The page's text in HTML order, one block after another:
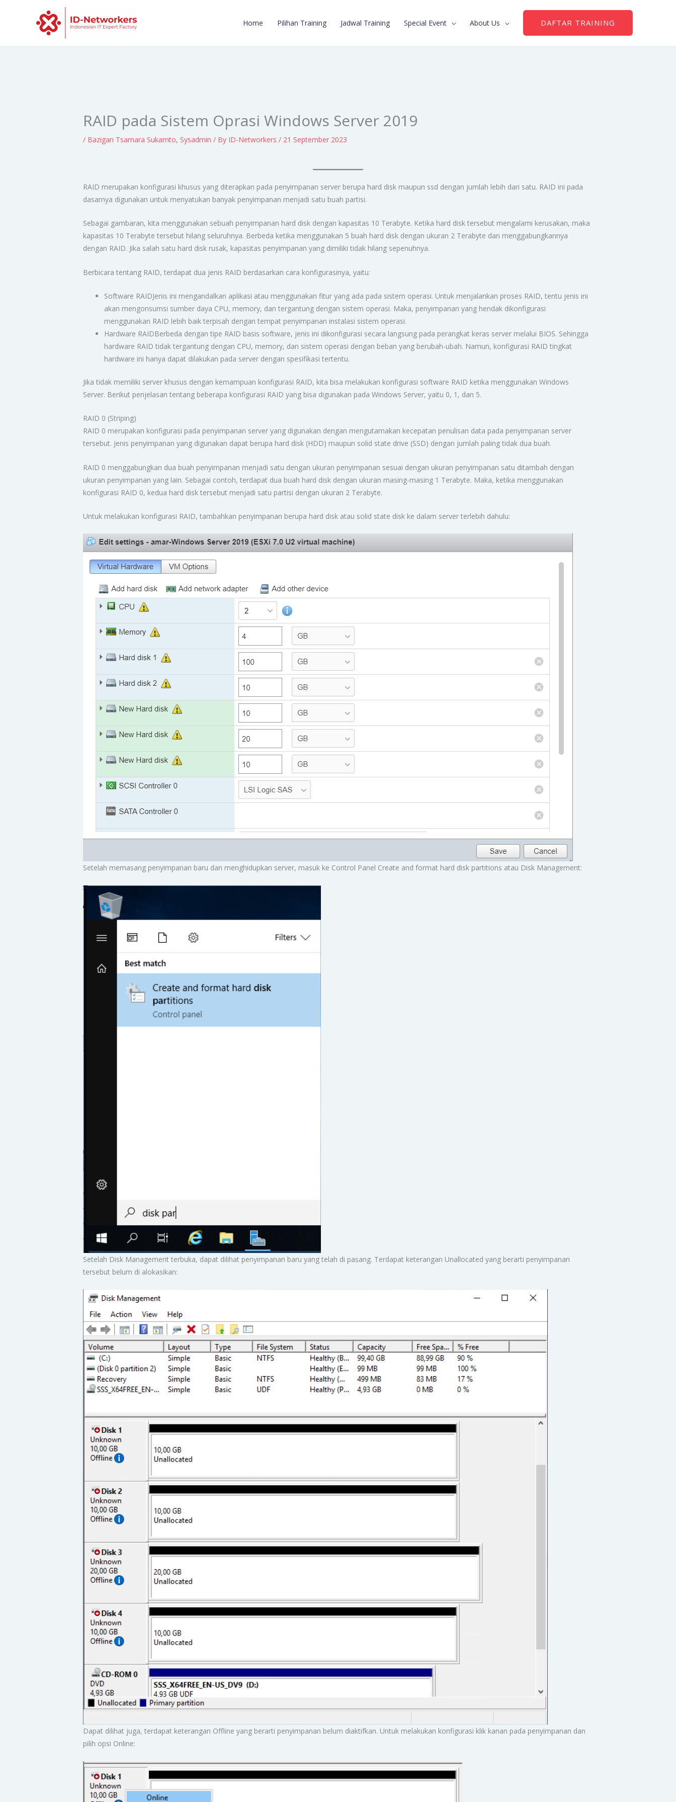
Home Pilihan Training Jadwal Training Special Event About Us DAFTAR TRAINING
RAID pada Sistem Oprasi Windows Server 2019
/ Bazigan Tsamara Sukamto, Sysadmin / By ID-Networkers/ 21 September 2023
RAID merupakan konfigurasi khusus yang diterapkan pada penyimpanan server berupa hard disk maupun ssd dengan jumlah lebih dari satu. RAID ini pada
dasarnya digunakan untuk menyatukan banyak penyimpanan menjadi satu buah partisi.
Sebagai gambaran, kita menggunakan sebuah penyimpanan hard disk dengan kapasitas 10 Terabyte. Ketika hard disk tersebut mengalami kerusakan, maka
kapasitas 10 Terabyte tersebut hilang seluruhnya. Berbeda ketika menggunakan 5 buah hard disk dengan ukuran 2 Terabyte dan menggabungkannya
dengan RAID. Jika salah satu hard disk rusak, kapasitas penyimpanan yang dimiliki tidak hilang sepenuhnya.
Berbicara tentang RAID, terdapat dua jenis RAID berdasarkan cara konfigurasinya, yaitu:
Software RAIDJenis ini mengandalkan aplikasi atau menggunakan fitur yang ada pada sistem operasi. Untuk menjalankan proses RAID, tentu jenis ini
akan mengonsumsi sumber daya CPU, memory, dan tergantung dengan sistem operasi. Maka, penyimpanan yang hendak dikonfigurasi
menggunakan RAID lebih baik terpisah dengan tempat penyimpanan instalasi sistem operasi.
Hardware RAIDBerbeda dengan tipe RAID basis software, jenis ini dikonfigurasi secara langsung pada perangkat keras server melalui BIOS. Sehingga
hardware RAID tidak tergantung dengan CPU, memory, dan sistem operasi dengan beban yang berubah-ubah. Namun, konfigurasi RAID tingkat
hardware ini hanya dapat dilakukan pada server dengan spesifikasi tertentu.
Jika tidak memiliki server khusus dengan kemampuan konfigurasi RAID, kita bisa melakukan konfigurasi software RAID ketika menggunakan Windows
Server. Berikut penjelasan tentang beberapa konfigurasi RAID yang bisa digunakan pada Windows Server, yaitu 0, 1, dan 5.
RAID 0 (Striping)
RAID 0 merupakan konfigurasi pada penyimpanan server yang digunakan dengan mengutamakan kecepatan penulisan data pada penyimpanan server
tersebut. Jenis penyimpanan yang digunakan dapat berupa hard disk (HDD) maupun solid state drive (SSD) dengan jumlah paling tidak dua buah.
RAID 0 menggabungkan dua buah penyimpanan menjadi satu dengan ukuran penyimpanan sesuai dengan ukuran penyimpanan satu ditambah dengan
ukuran penyimpanan yang lain. Sebagai contoh, terdapat dua buah hard disk dengan ukuran masing-masing 1 Terabyte. Maka, ketika menggunakan
konfigurasi RAID 0, kedua hard disk tersebut menjadi satu partisi dengan ukuran 2 Terabyte.
Untuk melakukan konfigurasi RAID, tambahkan penyimpanan berupa hard disk atau solid state disk ke dalam server terlebih dahulu:
Setelah memasang penyimpanan baru dan menghidupkan server, masuk ke Control Panel Create and format hard disk partitions atau Disk Management:
Setelah Disk Management terbuka, dapat dilihat penyimpanan baru yang telah di pasang. Terdapat keterangan Unallocated yang berarti penyimpanan
tersebut belum di alokasikan:
Dapat dilihat juga, terdapat keterangan Offline yang berarti penyimpanan belum diaktifkan. Untuk melakukan konfigurasi klik kanan pada penyimpanan dan
pilih opsi Online: